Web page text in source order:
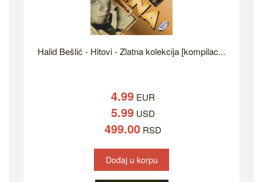
Halid Bešlić - Hitovi - Zlatna kolekcija [kompilac...
4.99 EUR
5.99 USD
499.00 RSD
Dodaj u korpu